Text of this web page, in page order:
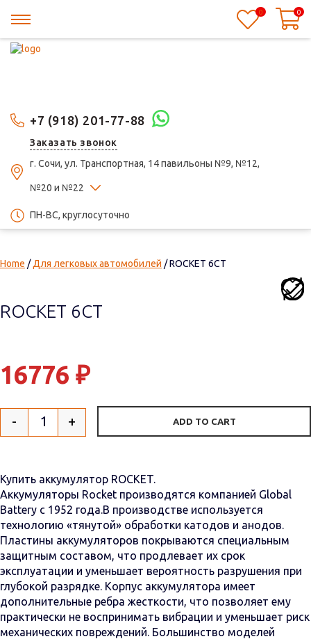
+7 (918) 201-77-88
Заказать звонок
г. Сочи, ул. Транспортная, 14 павильоны №9, №12,
№20 и №22
ПН-ВС, круглосуточно
0 0
Home /Для легковых автомобилей / ROCKET 6СТ
ROCKET 6СТ
16776 ₽
Quantity
- + ADD TO CART
Купить аккумулятор ROCKET.
Аккумуляторы Rocket производятся компанией Global
Battery с 1952 года.В производстве используется
технологию «тянутой» обработки катодов и анодов.
Пластины аккумуляторов покрываются специальным
защитным составом, что продлевает их срок
эксплуатации и уменьшает вероятность разрушения при
глубокой разрядке. Корпус аккумулятора имеет
дополнительные ребра жесткости, что позволяет ему
практически не воспринимать вибрации и уменьшает риск
механических повреждений. Большинство моделей